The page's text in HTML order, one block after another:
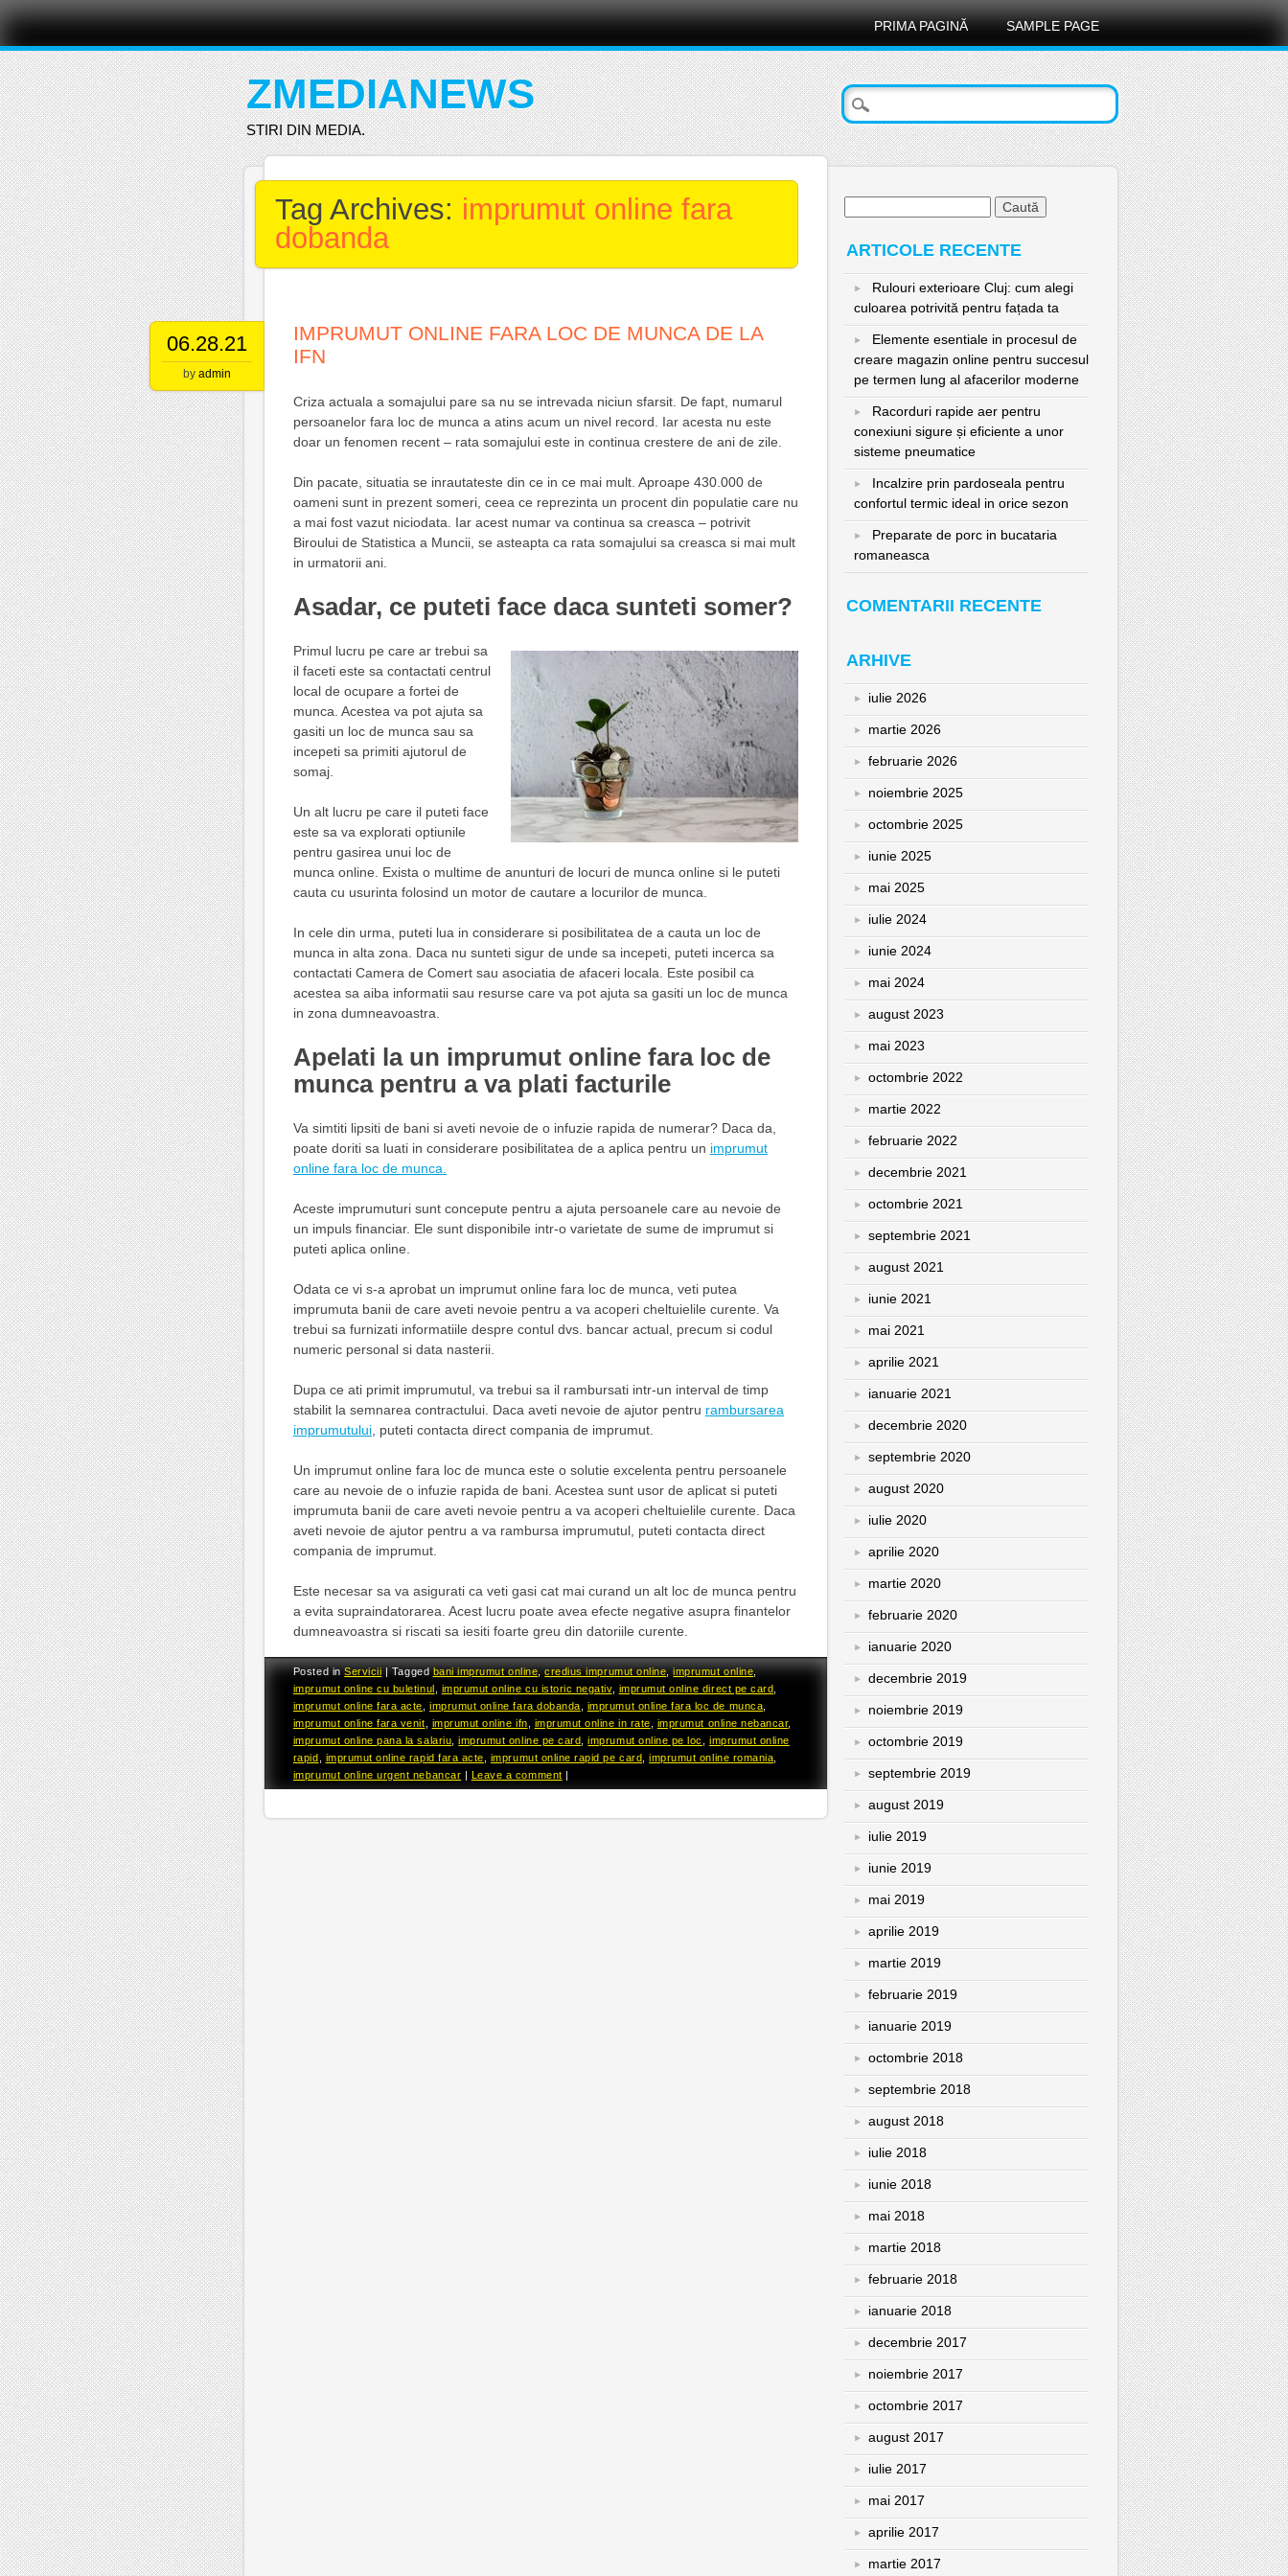
Main menu
Skip
content
PRIMA PAGINĂ SAMPLE PAGE
ZMEDIANEWS
STIRI DIN MEDIA.
Tag Archives: imprumut online fara
dobanda
06.28.21
by admin
IMPRUMUT ONLINE FARA LOC DE MUNCA DE LA
IFN
Criza actuala a somajului pare sa nu se intrevada niciun sfarsit. De fapt, numarul
persoanelor fara loc de munca a atins acum un nivel record. Iar acesta nu este
doar un fenomen recent – rata somajului este in continua crestere de ani de zile.
Din pacate, situatia se inrautateste din ce in ce mai mult. Aproape 430.000 de
oameni sunt in prezent someri, ceea ce reprezinta un procent din populatie care nu
a mai fost vazut niciodata. Iar acest numar va continua sa creasca – potrivit
Biroului de Statistica a Muncii, se asteapta ca rata somajului sa creasca si mai mult
in urmatorii ani.
Asadar, ce puteti face daca sunteti somer?
Primul lucru pe care ar trebui sa
il faceti este sa contactati centrul
local de ocupare a fortei de
munca. Acestea va pot ajuta sa
gasiti un loc de munca sau sa
incepeti sa primiti ajutorul de
somaj.
Un alt lucru pe care il puteti face
este sa va explorati optiunile
pentru gasirea unui loc de
munca online. Exista o multime de anunturi de locuri de munca online si le puteti
cauta cu usurinta folosind un motor de cautare a locurilor de munca.
In cele din urma, puteti lua in considerare si posibilitatea de a cauta un loc de
munca in alta zona. Daca nu sunteti sigur de unde sa incepeti, puteti incerca sa
contactati Camera de Comert sau asociatia de afaceri locala. Este posibil ca
acestea sa aiba informatii sau resurse care va pot ajuta sa gasiti un loc de munca
in zona dumneavoastra.
Apelati la un imprumut online fara loc de
munca pentru a va plati facturile
Va simtiti lipsiti de bani si aveti nevoie de o infuzie rapida de numerar? Daca da,
poate doriti sa luati in considerare posibilitatea de a aplica pentru un imprumut
online fara loc de munca.
Aceste imprumuturi sunt concepute pentru a ajuta persoanele care au nevoie de
un impuls financiar. Ele sunt disponibile intr-o varietate de sume de imprumut si
puteti aplica online.
Odata ce vi s-a aprobat un imprumut online fara loc de munca, veti putea
imprumuta banii de care aveti nevoie pentru a va acoperi cheltuielile curente. Va
trebui sa furnizati informatiile despre contul dvs. bancar actual, precum si codul
numeric personal si data nasterii.
Dupa ce ati primit imprumutul, va trebui sa il rambursati intr-un interval de timp
stabilit la semnarea contractului. Daca aveti nevoie de ajutor pentru rambursarea
imprumutului, puteti contacta direct compania de imprumut.
Un imprumut online fara loc de munca este o solutie excelenta pentru persoanele
care au nevoie de o infuzie rapida de bani. Acestea sunt usor de aplicat si puteti
imprumuta banii de care aveti nevoie pentru a va acoperi cheltuielile curente. Daca
aveti nevoie de ajutor pentru a va rambursa imprumutul, puteti contacta direct
compania de imprumut.
Este necesar sa va asigurati ca veti gasi cat mai curand un alt loc de munca pentru
a evita supraindatorarea. Acest lucru poate avea efecte negative asupra finantelor
dumneavoastra si riscati sa iesiti foarte greu din datoriile curente.
Posted inServicii |Taggedbani imprumut online,credius imprumut online,imprumut online,
imprumut online cu buletinul
imprumut online cu istoric negativ, imprumut online direct pe card
imprumut online fara acte ,imprumut online fara dobanda imprumut online fara loc de munca
imprumut online fara venit
imprumut online ifn imprumut online in rate imprumut online nebancar,
imprumut online pana la salariu ,imprumut online pe card ,imprumut online pe loc
imprumut online
rapid
imprumut online rapid fara acte imprumut online rapid pe card ,imprumut online romania
imprumut online urgent nebancar | Leave a comment |
ARTICOLE RECENTE
Rulouri exterioare Cluj: cum alegi
culoarea potrivită pentru fațada ta
Elemente esentiale in procesul de
creare magazin online pentru succesul
pe termen lung al afacerilor moderne
Racorduri rapide aer pentru
conexiuni sigure și eficiente a unor
sisteme pneumatice
Incalzire prin pardoseala pentru
confortul termic ideal in orice sezon
Preparate de porc in bucataria
romaneasca
COMENTARII RECENTE
ARHIVE
iulie 2026
martie 2026
februarie 2026
noiembrie 2025
octombrie 2025
iunie 2025
mai 2025
iulie 2024
iunie 2024
mai 2024
august 2023
mai 2023
octombrie 2022
martie 2022
februarie 2022
decembrie 2021
octombrie 2021
septembrie 2021
august 2021
iunie 2021
mai 2021
aprilie 2021
ianuarie 2021
decembrie 2020
septembrie 2020
august 2020
iulie 2020
aprilie 2020
martie 2020
februarie 2020
ianuarie 2020
decembrie 2019
noiembrie 2019
octombrie 2019
septembrie 2019
august 2019
iulie 2019
iunie 2019
mai 2019
aprilie 2019
martie 2019
februarie 2019
ianuarie 2019
octombrie 2018
septembrie 2018
august 2018
iulie 2018
iunie 2018
mai 2018
martie 2018
februarie 2018
ianuarie 2018
decembrie 2017
noiembrie 2017
octombrie 2017
august 2017
iulie 2017
mai 2017
aprilie 2017
martie 2017